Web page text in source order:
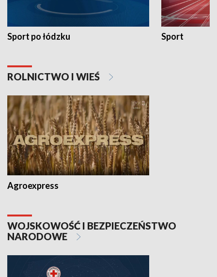
Sport po łódzku Sport
ROLNICTWO I WIEŚ
Agroexpress
WOJSKOWOŚĆ I BEZPIECZEŃSTWO
NARODOWE